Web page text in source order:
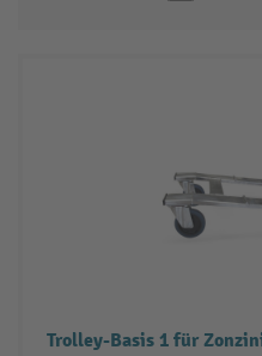
Trolley-Basis 1 für